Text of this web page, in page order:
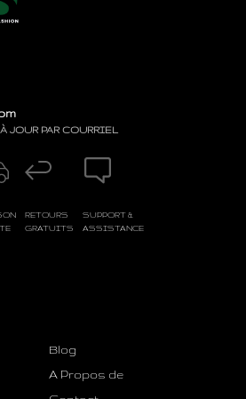
PAR COURRIEL
RETOURS
GRATUITS
SUPPORT &
ASSISTANCE
Blog
A Propos de